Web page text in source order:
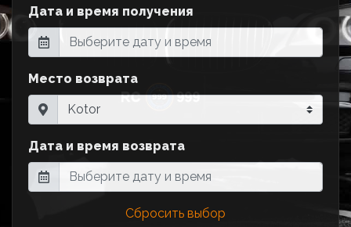
Дата и время получения
Место возврата
Дата и время возврата
Сбросить выбор